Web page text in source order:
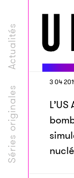
Séries originales
Actualités
3 04